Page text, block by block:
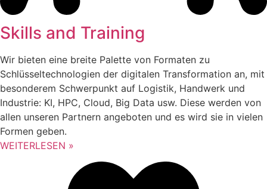
Skills and Training
Wir bieten eine breite Palette von Formaten zu
Schlüsseltechnologien der digitalen Transformation an, mit
besonderem Schwerpunkt auf Logistik, Handwerk und
Industrie: KI, HPC, Cloud, Big Data usw. Diese werden von
allen unseren Partnern angeboten und es wird sie in vielen
Formen geben.
WEITERLESEN »